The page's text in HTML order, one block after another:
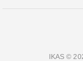
IKAS ©